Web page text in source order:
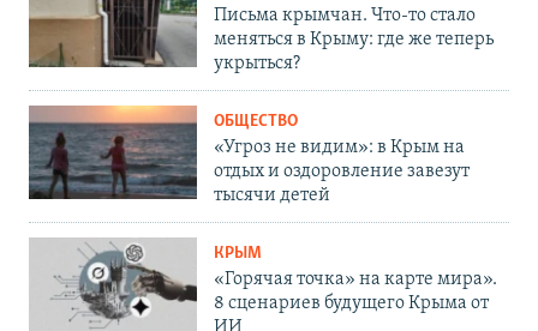
Письма крымчан. Что-то стало
меняться в Крыму: где же теперь
укрыться?
ОБЩЕСТВО
«Угроз не видим»: в Крым на
отдых и оздоровление завезут
тысячи детей
КРЫМ
«Горячая точка» на карте мира».
8 сценариев будущего Крыма от
ИИ